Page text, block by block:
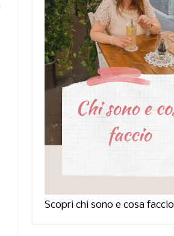
Scopri chi sono e cosa faccio